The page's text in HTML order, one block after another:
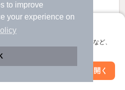
to improve
your experience on
サクサクお部屋探し
る。マップ検索やお気に入り保存など、
アプリを開く
梨市万力
絞り込み条件を変更